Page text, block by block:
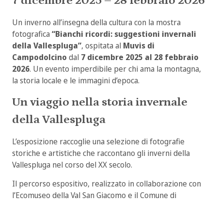
Un inverno all’insegna della cultura con la mostra
fotografica “Bianchi ricordi: suggestioni invernali
della Vallespluga”, ospitata al Muvis di
Campodolcino dal 7 dicembre 2025 al 28 febbraio
2026. Un evento imperdibile per chi ama la montagna,
la storia locale e le immagini d’epoca.
Un viaggio nella storia invernale
della Vallespluga
L’esposizione raccoglie una selezione di fotografie
storiche e artistiche che raccontano gli inverni della
Vallespluga nel corso del XX secolo.
Il percorso espositivo, realizzato in collaborazione con
l’Ecomuseo della Val San Giacomo e il Comune di